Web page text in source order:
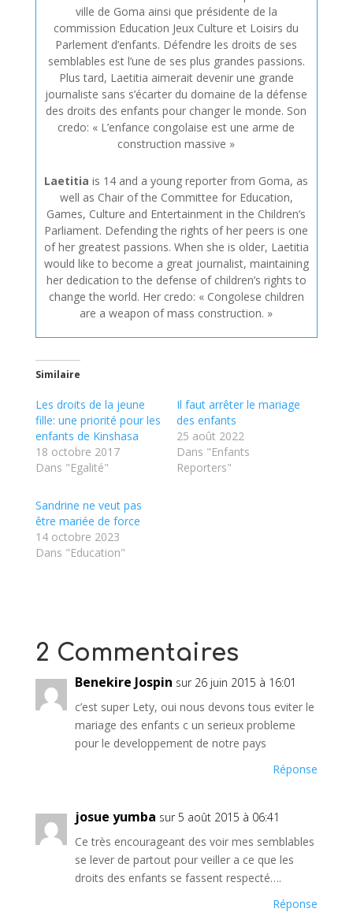
ville de Goma ainsi que présidente de la
commission Education Jeux Culture et Loisirs du
Parlement d’enfants. Défendre les droits de ses
semblables est l’une de ses plus grandes passions.
Plus tard, Laetitia aimerait devenir une grande
journaliste sans s’écarter du domaine de la défense
des droits des enfants pour changer le monde. Son
credo: « L’enfance congolaise est une arme de
construction massive »
Laetitia is 14 and a young reporter from Goma, as
well as Chair of the Committee for Education,
Games, Culture and Entertainment in the Children’s
Parliament. Defending the rights of her peers is one
of her greatest passions. When she is older, Laetitia
would like to become a great journalist, maintaining
her dedication to the defense of children’s rights to
change the world. Her credo: « Congolese children
are a weapon of mass construction. »
Similaire
Les droits de la jeune
fille: une priorité pour les
enfants de Kinshasa
18 octobre 2017
Dans "Egalité"
Il faut arrêter le mariage
des enfants
25 août 2022
Dans "Enfants
Reporters"
Sandrine ne veut pas
être mariée de force
14 octobre 2023
Dans "Education"
2 Commentaires
Benekire Jospin sur 26 juin 2015 à 16:01
c’est super Lety, oui nous devons tous eviter le
mariage des enfants c un serieux probleme
pour le developpement de notre pays
Réponse
josue yumba sur 5 août 2015 à 06:41
Ce très encourageant des voir mes semblables
se lever de partout pour veiller a ce que les
droits des enfants se fassent respecté….
Réponse